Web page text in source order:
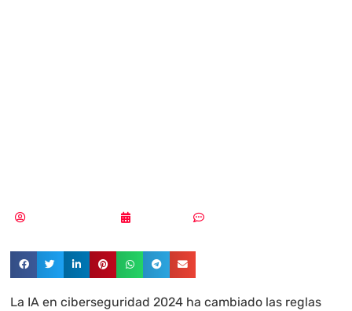
La IA en ciberseguridad 2024 ha cambiado las reglas